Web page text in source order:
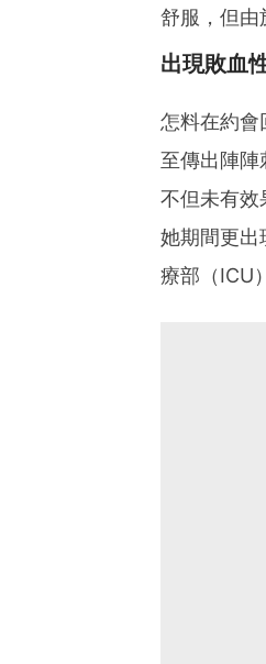
舒服，但由
出現敗血
怎料在約會
至傳出陣陣
不但未有效
她期間更出
療部（ICU